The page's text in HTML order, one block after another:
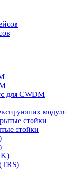
для CWDM
модуля
стойки